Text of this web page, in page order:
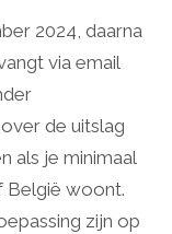
2024, daarna
via email
de uitslag
als je minimaal
België woont.
zijn op